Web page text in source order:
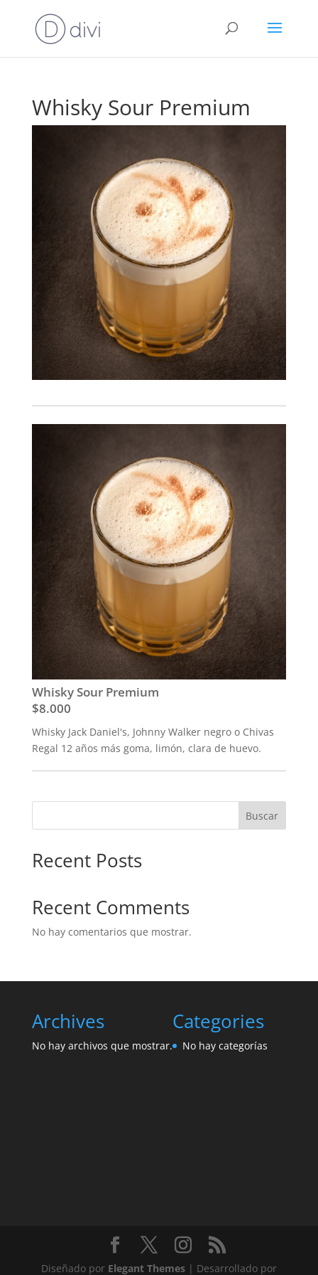
Whisky Sour Premium
Whisky Sour Premium
$8.000
Whisky Jack Daniel's, Johnny Walker negro o Chivas
Regal 12 años más goma, limón, clara de huevo.
Buscar
Recent Posts
Recent Comments
No hay comentarios que mostrar.
Archives
No hay archivos que mostrar.
Categories
No hay categorías
Diseñado por Elegant Themes| Desarrollado por